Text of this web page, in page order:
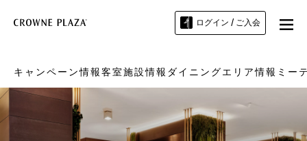
ログイン / ご入会
キャンペーン情報客室施設情報 ダイニングエリア情報 ミー